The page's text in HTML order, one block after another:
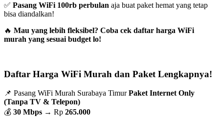
✅ Pasang WiFi 100rb perbulan aja buat paket hemat yang tetap
bisa diandalkan!
🔥 Mau yang lebih fleksibel? Coba cek daftar harga WiFi
murah yang sesuai budget lo!
Daftar Harga WiFi Murah dan Paket Lengkapnya!
📌 Pasang WiFi Murah Surabaya TimurPaket Internet Only
(Tanpa TV & Telepon)
💰 30 Mbps → Rp 265.000